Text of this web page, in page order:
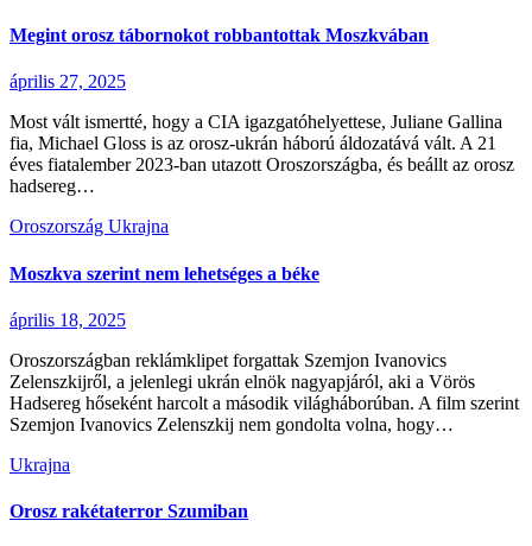
Megint orosz tábornokot robbantottak Moszkvában
április 27, 2025
Most vált ismertté, hogy a CIA igazgatóhelyettese, Juliane Gallina
fia, Michael Gloss is az orosz-ukrán háború áldozatává vált. A 21
éves fiatalember 2023-ban utazott Oroszországba, és beállt az orosz
hadsereg…
Oroszország Ukrajna
Moszkva szerint nem lehetséges a béke
április 18, 2025
Oroszországban reklámklipet forgattak Szemjon Ivanovics
Zelenszkijről, a jelenlegi ukrán elnök nagyapjáról, aki a Vörös
Hadsereg hőseként harcolt a második világháborúban. A film szerint
Szemjon Ivanovics Zelenszkij nem gondolta volna, hogy…
Ukrajna
Orosz rakétaterror Szumiban